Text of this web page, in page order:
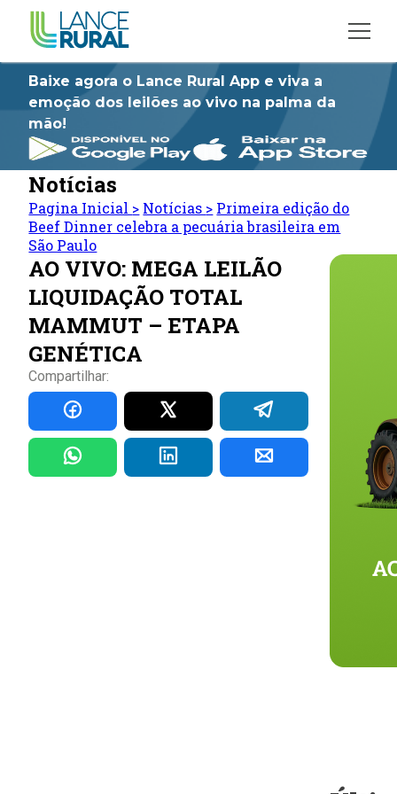
Baixe agora o Lance Rural App e viva a
emoção dos leilões ao vivo na palma da
mão!
Notícias
Pagina Inicial > Notícias > Primeira edição do
Beef Dinner celebra a pecuária brasileira em
São Paulo
AO VIVO: MEGA LEILÃO
LIQUIDAÇÃO TOTAL
MAMMUT – ETAPA
GENÉTICA
Compartilhar: